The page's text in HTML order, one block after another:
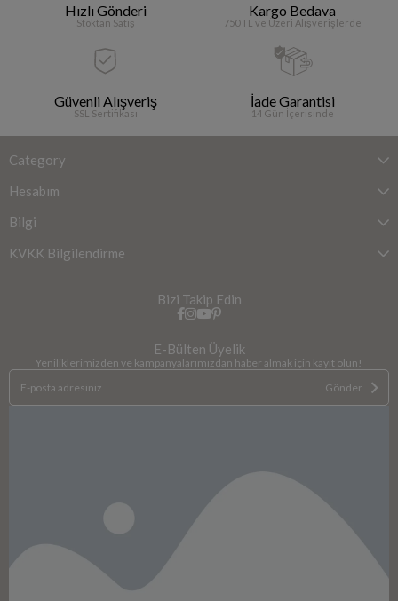
Hızlı Gönderi
Stoktan Satış
Kargo Bedava
750 TL ve Üzeri Alışverişlerde
Güvenli Alışveriş
SSL Sertifikası
İade Garantisi
14 Gün İçerisinde
Category
Hesabım
Bilgi
KVKK Bilgilendirme
Bizi Takip Edin
E-Bülten Üyelik
Yeniliklerimizden ve kampanyalarımızdan haber almak için kayıt olun!
Gönder